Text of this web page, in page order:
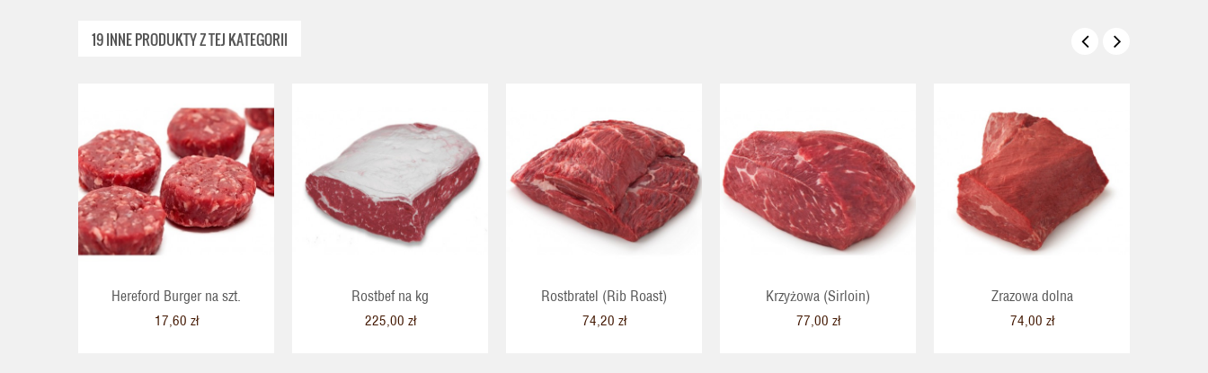
19 INNE PRODUKTY Z TEJ KATEGORII
Hereford Burger na szt.
17,60 zł
Rostbef na kg
225,00 zł
Rostbratel (Rib Roast)
74,20 zł
Krzyżowa (Sirloin)
77,00 zł
Zrazowa dolna
74,00 zł